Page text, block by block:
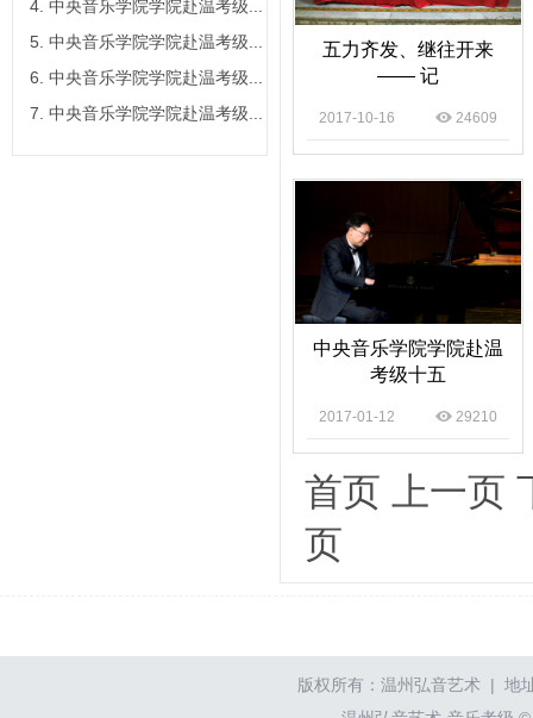
中央音乐学院学院赴温考级...
中央音乐学院学院赴温考级...
中央音乐学院学院赴温考级...
中央音乐学院学院赴温考级...
五力齐发、继往开来
—— 记
2017-10-16 24609
中央音乐学院学院赴温
考级十五
2017-01-12 29210
首页 上一页
页
版权所有：温州弘音艺术 | 地